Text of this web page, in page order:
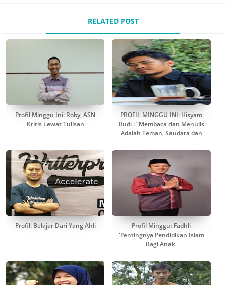
RELATED POST
Profil Minggu Ini: Roby, ASN
Kritis Lewat Tulisan
PROFIL MINGGU INI: Hisyam
Budi : “Membaca dan Menulis
Adalah Teman, Saudara dan
Sahabat”
Profil: Belajar Dari Yang Ahli
Profil Minggu: Fadhli
'Pentingnya Pendidikan Islam
Bagi Anak'